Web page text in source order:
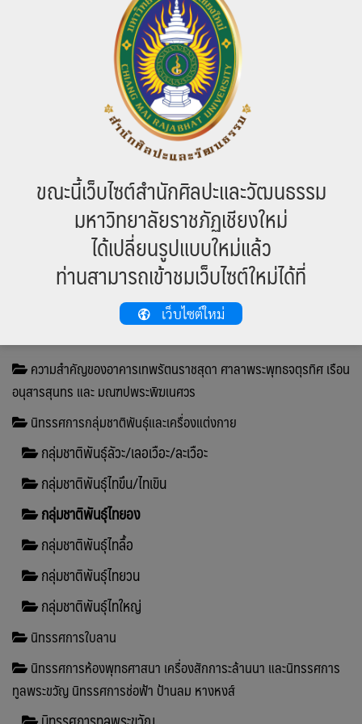
และได้อพยพเข้ามาตั้งถิ่นฐานครั้งใหญ่ในเมืองลำพูน และ
เชียงใหม่ ในศตวรรษที่ ๑๙ ด้วยสาเหตุของสงคราม เจ้าเมืองยองพร้อม
ด้วยบุตรภรรยา น้องทั้ง ๔ ญาติพี่น้อง ขุนนาง พระสงฆ์และไพร่พลจาก
เมืองยอง จำนวน ๒๐,๐๐๐ คน เข้ามาแผ้วถางเมืองลำพูนที่ร้างอยู่ ตั้ง
บ้านเรือนตามลุ่มน้ำแม่ทา น้ำแม่ปิง ผู้คนทั่วไปในแถบนั้นจึงเรียกคน
ที่มาจากเมืองยองว่า ชาวไทยองประเพณีของชาวไทยอง เป็นประ
เพณีฮ้องขวัญ ประเพณีส่งเคราะห์ และพิธีกรรมเกี่ยวกับความตาย
ส่วนจัดแสดง เป็นการแสดงถึงพิธีทำบุญเสาใจบ้าน หรือ เสา
หลักเมืองและภาพวาดด้านหลังเป็นภาพวาดพระธาตุหน่อ เมืองลวง
สิบสองปันนา แต่พระธาตุที่สำคัญของไทลื้อเมืองยอง
ก็คือ พระธาตุศรีใจ เมืองเชียงรุ่ง สิบสองปันนา
8079 total views, 1 views today
ความสำคัญของอาคารเทพรัตนราชสุดา ศาลาพระพุทธจตุรทิศ เรือน
อนุสารสุนทร และ มณฑปพระพิฆเนศวร
นิทรรศการกลุ่มชาติพันธุ์และเครื่องแต่งกาย
กลุ่มชาติพันธุ์ลัวะ/เลอเวือะ/ละเวือะ
กลุ่มชาติพันธุ์ไทขึน/ไทเขิน
กลุ่มชาติพันธุ์ไทยอง
กลุ่มชาติพันธุ์ไทลื้อ
กลุ่มชาติพันธุ์ไทยวน
กลุ่มชาติพันธุ์ไทใหญ่
นิทรรศการใบลาน
นิทรรศการห้องพุทธศาสนา เครื่องสักการะล้านนา และนิทรรศการ
ทูลพระขวัญ นิทรรศการช่อฟ้า ป้านลม หางหงส์
ขณะนี้เว็บไซต์สำนักศิลปะและวัฒนธรรม
มหาวิทยาลัยราชภัฏเชียงใหม่
ได้เปลี่ยนรูปแบบใหม่แล้ว
ท่านสามารถเข้าชมเว็บไซต์ใหม่ได้ที่
เว็บไซต์ใหม่